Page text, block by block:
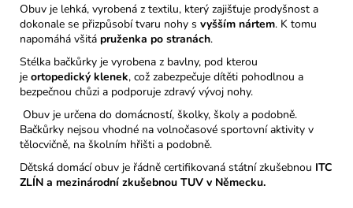
Obuv je lehká, vyrobená z textilu, který zajišťuje prodyšnost a
dokonale se přizpůsobí tvaru nohy s vyšším nártem. K tomu
napomáhá všitá pruženka po stranách.
Stélka bačkůrky je vyrobena z bavlny, pod kterou
je ortopedický klenek, což zabezpečuje dítěti pohodlnou a
bezpečnou chůzi a podporuje zdravý vývoj nohy.
Obuv je určena do domácností, školky, školy a podobně.
Bačkůrky nejsou vhodné na volnočasové sportovní aktivity v
tělocvičně, na školním hřišti a podobně.
Dětská domácí obuv je řádně certifikovaná státní zkušebnou ITC
ZLÍN a mezinárodní zkušebnou TUV v Německu.